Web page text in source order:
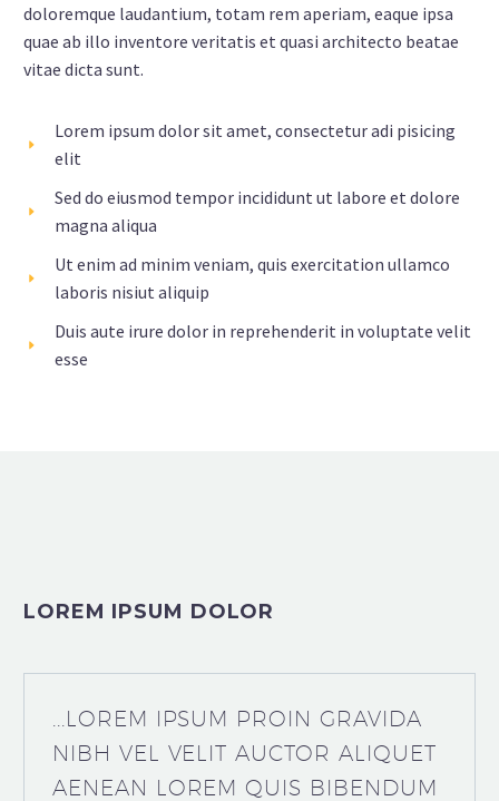
doloremque laudantium, totam rem aperiam, eaque ipsa
quae ab illo inventore veritatis et quasi architecto beatae
vitae dicta sunt.
Lorem ipsum dolor sit amet, consectetur adi pisicing
elit
Sed do eiusmod tempor incididunt ut labore et dolore
magna aliqua
Ut enim ad minim veniam, quis exercitation ullamco
laboris nisiut aliquip
Duis aute irure dolor in reprehenderit in voluptate velit
esse
LOREM IPSUM DOLOR
...LOREM IPSUM PROIN GRAVIDA
NIBH VEL VELIT AUCTOR ALIQUET
AENEAN LOREM QUIS BIBENDUM